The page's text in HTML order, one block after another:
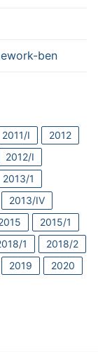
ben
2011/I
2012
2012/I
2013/1
2013/IV
2015/1
1
2018/2
2019
2020